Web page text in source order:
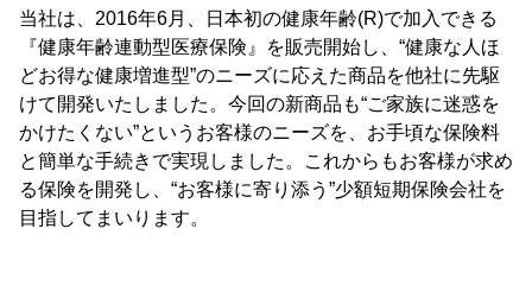
当社は、2016年6月、日本初の健康年齢(R)で加入できる
『健康年齢連動型医療保険』を販売開始し、“健康な人ほ
どお得な健康増進型”のニーズに応えた商品を他社に先駆
けて開発いたしました。今回の新商品も“ご家族に迷惑を
かけたくない”というお客様のニーズを、お手頃な保険料
と簡単な手続きで実現しました。これからもお客様が求め
る保険を開発し、“お客様に寄り添う”少額短期保険会社を
目指してまいります。